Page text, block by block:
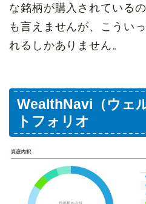
な銘柄が購入されている
も言えませんが、こうい
れるしかありません。
WealthNavi（ウェ
トフォリオ